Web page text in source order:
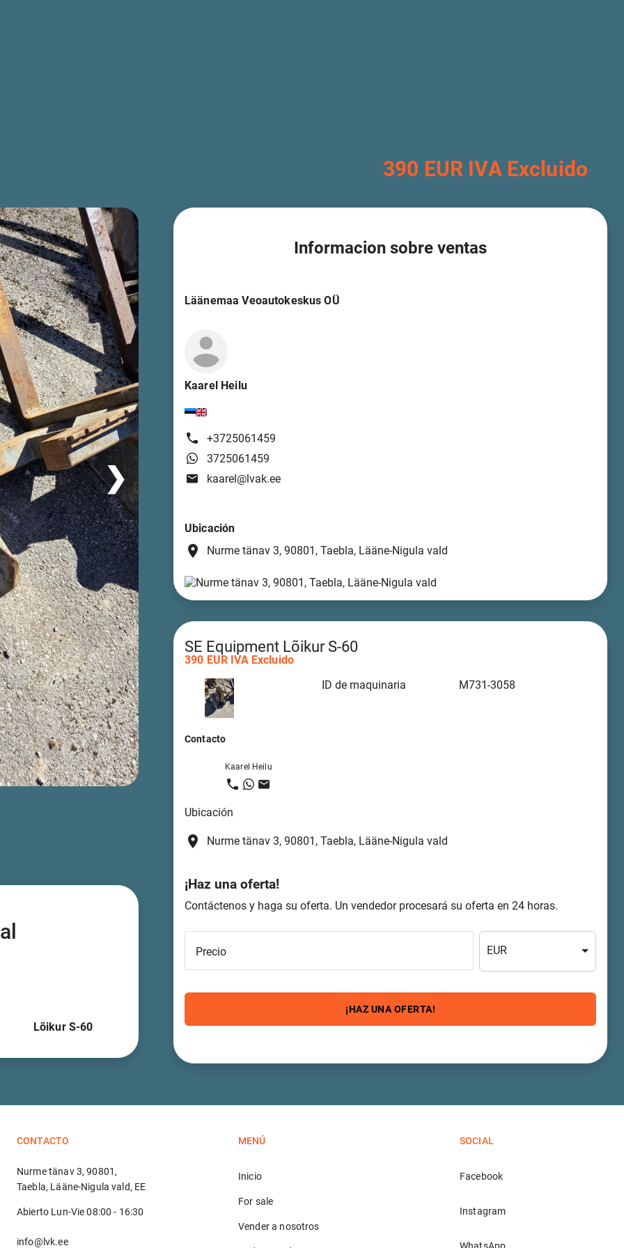
390 EUR IVA Excluido
❯
Lõikur S-60
Informacion sobre ventas
Läänemaa Veoautokeskus OÜ
Kaarel Heilu
+3725061459
3725061459
kaarel@lvak.ee
Ubicación
place Nurme tänav 3, 90801, Taebla, Lääne-Nigula vald
SE Equipment Lõikur S-60
390 EUR IVA Excluido
ID de maquinaria
M731-3058
Contacto
Kaarel Heilu
Ubicación
place Nurme tänav 3, 90801, Taebla, Lääne-Nigula vald
¡Haz una oferta!
Contáctenos y haga su oferta. Un vendedor procesará su oferta en 24 horas.
Precio EUR
¡HAZ UNA OFERTA!
CONTACTO
Nurme tänav 3, 90801,
Taebla, Lääne-Nigula vald, EE
Abierto Lun-Vie 08:00 - 16:30
info@lvk.ee
MENÚ
Inicio
For sale
Vender a nosotros
SOCIAL
Facebook
Instagram